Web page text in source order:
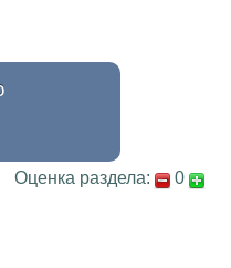
Оценка раздела: 0